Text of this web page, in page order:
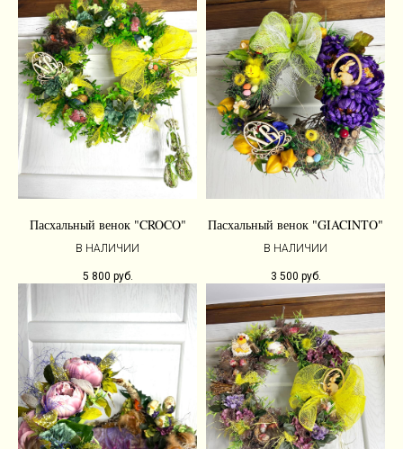
Пасхальный венок "CROCO"
В НАЛИЧИИ
5 800 руб.
Пасхальный венок "GIACINTO"
В НАЛИЧИИ
3 500 руб.